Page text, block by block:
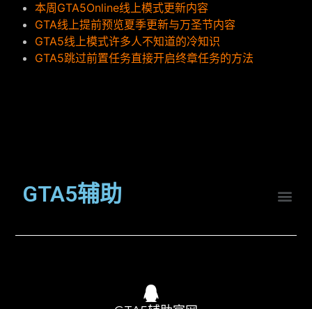
本周GTA5Online线上模式更新内容
GTA线上提前预览夏季更新与万圣节内容
GTA5线上模式许多人不知道的冷知识
GTA5跳过前置任务直接开启终章任务的方法
GTA5辅助